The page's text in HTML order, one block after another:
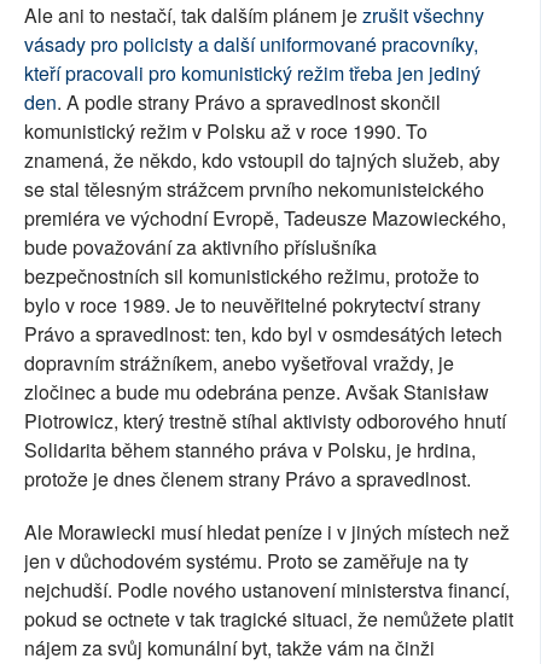
Ale ani to nestačí, tak dalším plánem jezrušit všechny
vásady pro policisty a další uniformované pracovníky,
kteří pracovali pro komunistický režim třeba jen jediný
den. A podle strany Právo a spravedlnost skončil
komunistický režim v Polsku až v roce 1990. To
znamená, že někdo, kdo vstoupil do tajných služeb, aby
se stal tělesným strážcem prvního nekomunisteického
premiéra ve východní Evropě, Tadeusze Mazowieckého,
bude považování za aktivního příslušníka
bezpečnostních sil komunistického režimu, protože to
bylo v roce 1989. Je to neuvěřitelné pokrytectví strany
Právo a spravedlnost: ten, kdo byl v osmdesátých letech
dopravním strážníkem, anebo vyšetřoval vraždy, je
zločinec a bude mu odebrána penze. Avšak Stanisław
Piotrowicz, který trestně stíhal aktivisty odborového hnutí
Solidarita během stanného práva v Polsku, je hrdina,
protože je dnes členem strany Právo a spravedlnost.
Ale Morawiecki musí hledat peníze i v jiných místech než
jen v důchodovém systému. Proto se zaměřuje na ty
nejchudší. Podle nového ustanovení ministerstva financí,
pokud se octnete v tak tragické situaci, že nemůžete platit
nájem za svůj komunální byt, takže vám na činži